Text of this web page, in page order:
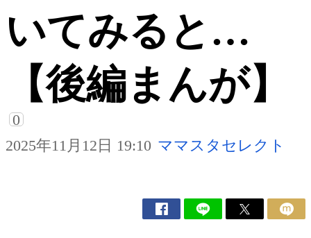
いてみると…
【後編まんが】
0
2025年11月12日 19:10 ママスタセレクト